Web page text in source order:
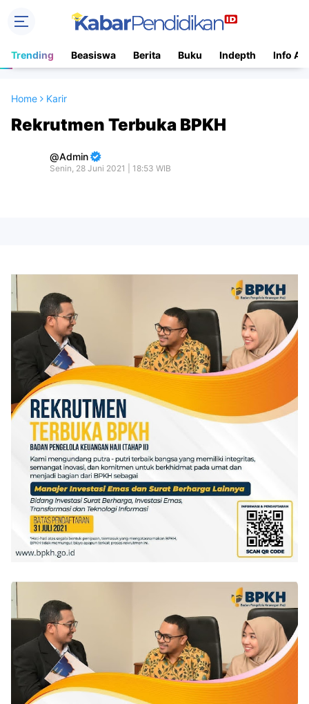
Trending Beasiswa Berita Buku Indepth Info
Home Karir
Rekrutmen Terbuka BPKH
Admin
Senin, 28 Juni 2021 | 18:53 WIB